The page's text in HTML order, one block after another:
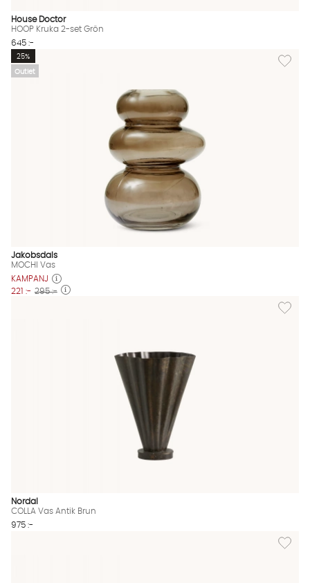
House Doctor
HOOP Kruka 2-set Grön
645 :-
Outlet
Lägg
25%
Jakobsdals
MOCHI Vas
KAMPANJ
221 :- 295 :-
Lägg
Nordal
COLLA Vas Antik Brun
975 :-
Lägg